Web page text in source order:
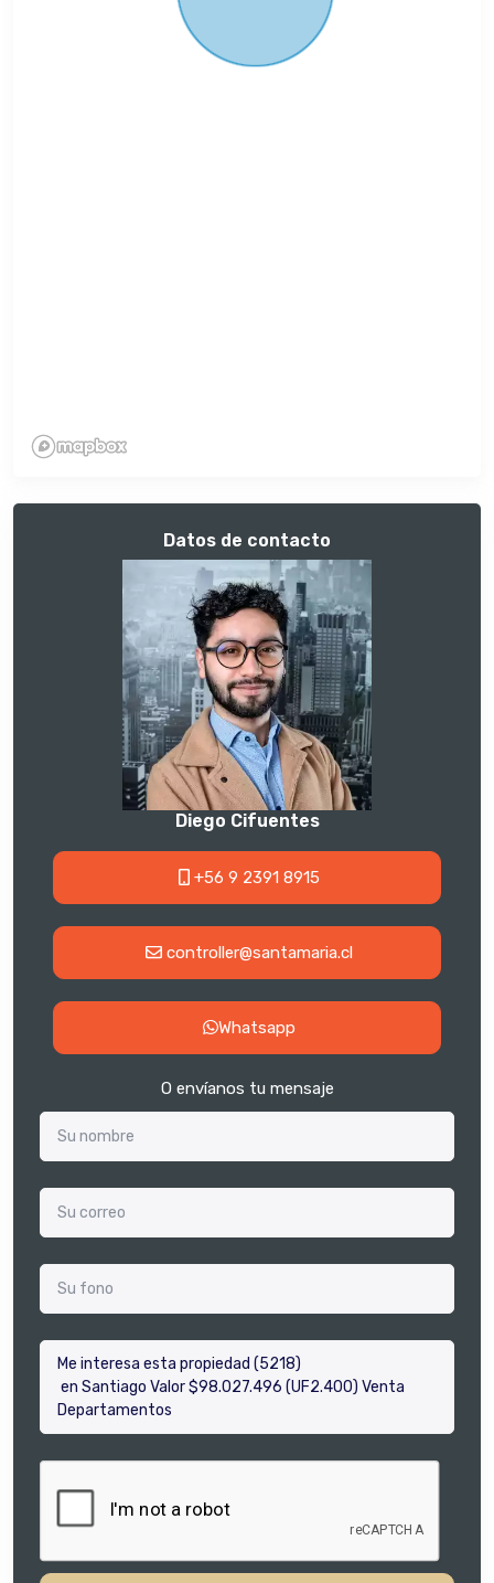
Datos de contacto
Diego Cifuentes
+56 9 2391 8915
controller@santamaria.cl
Whatsapp
O envíanos tu mensaje